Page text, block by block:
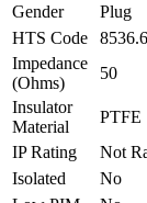
Gender
Plug
HTS Code
Impedance
(Ohms)
50
Insulator
Material
PTFE
IP Rating
Not
Isolated
No